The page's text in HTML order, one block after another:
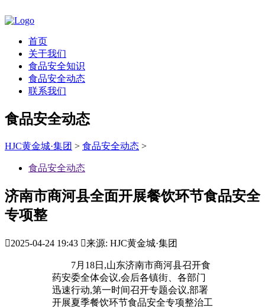
首页
关于我们
食品安全知识
食品安全动态
联系我们
食品安全动态
HJC黄金城·集团 > 食品安全动态 >
食品安全动态
济南市商河县全面开展餐饮环节食品安全
专项整
2025-04-24 19:43 来源: HJC黄金城·集团
7月18日,山东济南市商河县召开食
药安委全体会议,会后各镇街、各部门
迅速行动,第一时间召开专题会议,部署
开展夏季餐饮环节食品安全专项整治工